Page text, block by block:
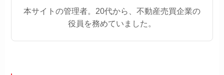
本サイトの管理者。20代から、不動産売買企業の
役員を務めていました。